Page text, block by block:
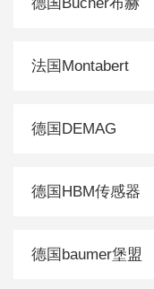
法国Montabert
德国DEMAG
德国HBM传感器
德国baumer堡盟